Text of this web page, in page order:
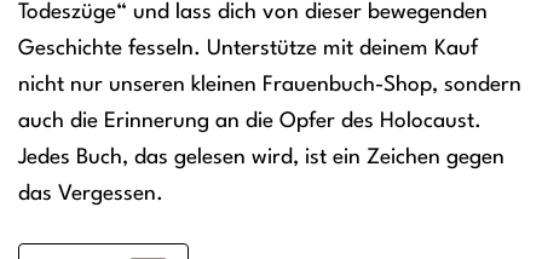
Todeszüge“ und lass dich von dieser bewegenden
Geschichte fesseln. Unterstütze mit deinem Kauf
nicht nur unseren kleinen Frauenbuch-Shop, sondern
auch die Erinnerung an die Opfer des Holocaust.
Jedes Buch, das gelesen wird, ist ein Zeichen gegen
das Vergessen.